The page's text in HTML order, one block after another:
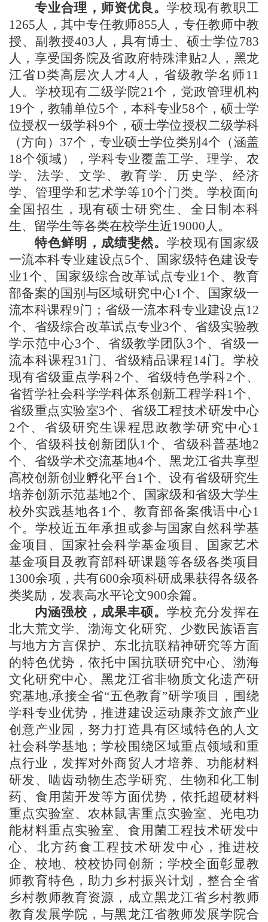
专业合理，师资优良。学校现有教职工
1265人，其中专任教师855人，专任教师中教
授、副教授403人，具有博士、硕士学位783
人，享受国务院及省政府特殊津贴2人，黑龙
江省D类高层次人才4人，省级教学名师11
人。学校现有二级学院21个，党政管理机构
19个，教辅单位5个，本科专业58个，硕士学
位授权一级学科9个，硕士学位授权二级学科
（方向）37个，专业硕士学位类别4个（涵盖
18个领域），学科专业覆盖工学、理学、农
学、法学、文学、教育学、历史学、经济
学、管理学和艺术学等10个门类。学校面向
全国招生，现有硕士研究生、全日制本科
生、留学生等各类在校学生近19000人。
特色鲜明，成绩斐然。学校现有国家级
一流本科专业建设点5个、国家级特色建设专
业1个、国家级综合改革试点专业1个、教育
部备案的国别与区域研究中心1个、国家级一
流本科课程9门；省级一流本科专业建设点12
个、省级综合改革试点专业3个、省级实验教
学示范中心3个、省级教学团队3个、省级一
流本科课程31门、省级精品课程14门。学校
现有省级重点学科2个、省级特色学科2个、
省哲学社会科学学科体系创新工程学科1个、
省级重点实验室3个、省级工程技术研发中心
2个、省级研究生课程思政教学研究中心1
个、省级科技创新团队1个、省级科普基地2
个、省级学术交流基地4个、黑龙江省共享型
高校创新创业孵化平台1个、设有省级研究生
培养创新示范基地2个、国家级和省级大学生
校外实践基地各1个、教育部备案俄语中心1
个。学校近五年承担或参与国家自然科学基
金项目、国家社会科学基金项目、国家艺术
基金项目及教育部科研课题等各级各类项目
1300余项，共有600余项科研成果获得各级各
类奖励，发表高水平论文900余篇。
内涵强校，成果丰硕。学校充分发挥在
北大荒文学、渤海文化研究、少数民族语言
与地方方言保护、东北抗联精神研究等方面
的特色优势，依托中国抗联研究中心、渤海
文化研究中心、黑龙江省非物质文化遗产研
究基地,承接全省“五色教育”研学项目，围绕
学科专业优势，推进建设运动康养文旅产业
创意产业园，努力打造具有区域特色的人文
社会科学基地；学校围绕区域重点领域和重
点行业，发挥对外商贸人才培养、功能材料
研发、啮齿动物生态学研究、生物和化工制
药、食用菌开发等方面优势，依托超硬材料
重点实验室、农林鼠害重点实验室、光电功
能材料重点实验室、食用菌工程技术研发中
心、北方药食工程技术研发中心，推进校
企、校地、校校协同创新；学校全面彰显教
师教育特色，助力乡村振兴计划，整合全省
乡村教师教育资源，成立黑龙江省乡村教师
教育发展学院，与黑龙江省教师发展学院合